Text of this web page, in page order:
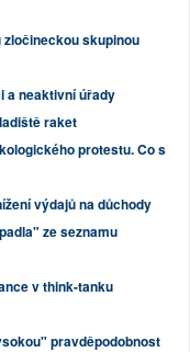
skupinou
a neaktivní úřady
raket
protestu. Co s
výdajů na důchody
ze seznamu
v think-tanku
pravděpodobnost